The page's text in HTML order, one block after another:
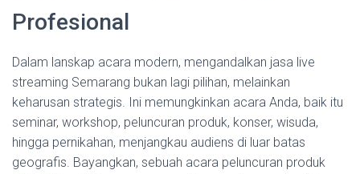
Profesional
Dalam lanskap acara modern, mengandalkan jasa live
streaming Semarang bukan lagi pilihan, melainkan
keharusan strategis. Ini memungkinkan acara Anda, baik itu
seminar, workshop, peluncuran produk, konser, wisuda,
hingga pernikahan, menjangkau audiens di luar batas
geografis. Bayangkan, sebuah acara peluncuran produk